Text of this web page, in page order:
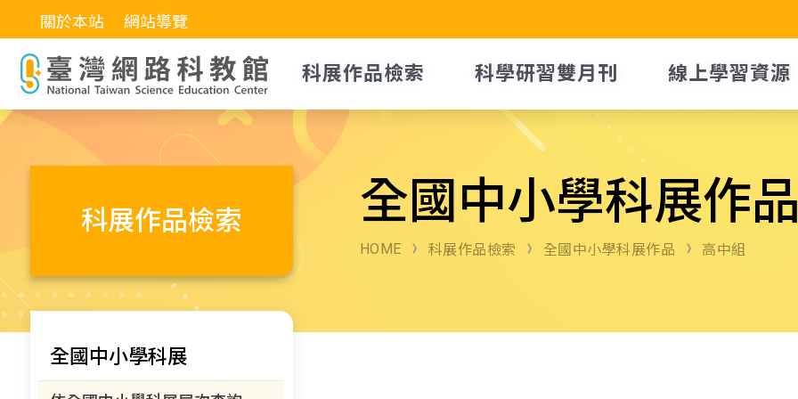
關於本站 網站導覽
科展作品檢索 科學研習雙月刊 線上學習資源
科展作品檢索 全國中小學科展作
HOME 科展作品檢索 全國中小學科展作品 高中組
全國中小學科展